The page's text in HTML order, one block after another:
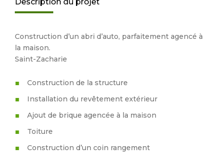
Construction d’un abri d’auto, parfaitement agencé à
la maison.
Saint-Zacharie
Construction de la structure
Installation du revêtement extérieur
Ajout de brique agencée à la maison
Toiture
Construction d’un coin rangement